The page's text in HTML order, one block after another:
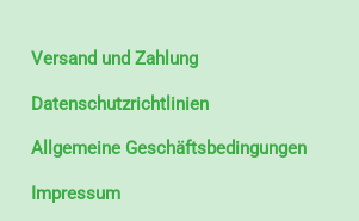
Versand und Zahlung
Datenschutzrichtlinien
Allgemeine Geschäftsbedingungen
Impressum